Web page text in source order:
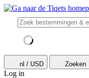
nl / USD Zoeken
Log in